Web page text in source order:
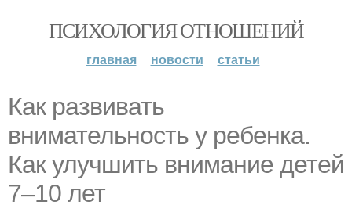
ПСИХОЛОГИЯ ОТНОШЕНИЙ
главная новости статьи
Как развивать
внимательность у ребенка.
Как улучшить внимание детей
7–10 лет